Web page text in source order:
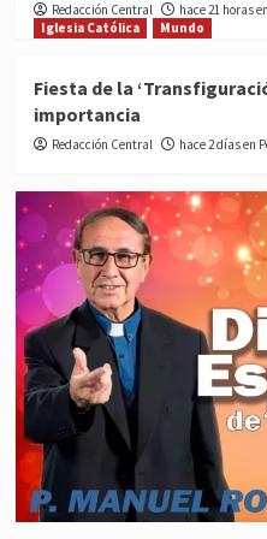
Redacción Central
hace 21 horas
Iglesia Católica
Mundo
Fiesta de la
importancia
Redacción Central hace 2 días en